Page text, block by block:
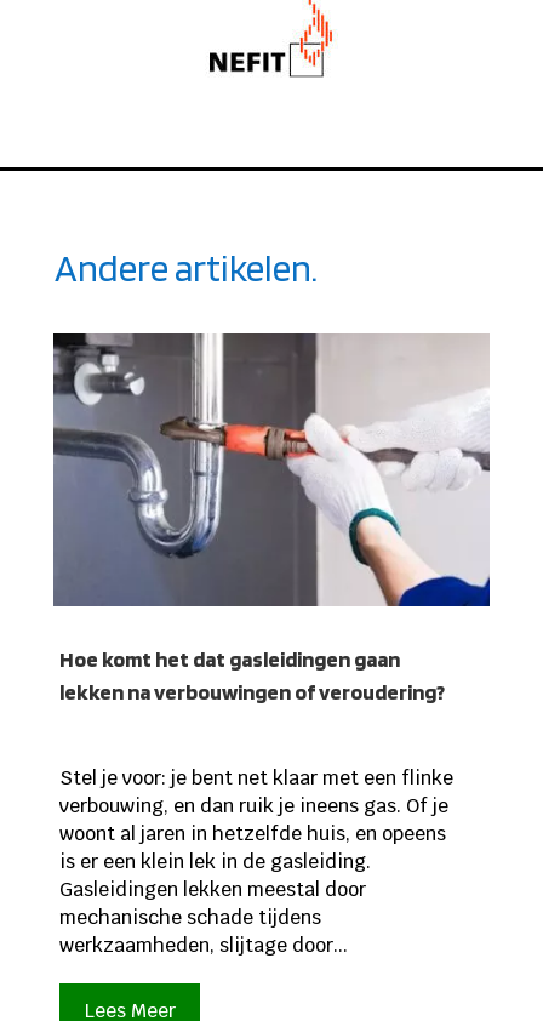
Andere artikelen.
Hoe komt het dat gasleidingen gaan
lekken na verbouwingen of veroudering?
Stel je voor: je bent net klaar met een flinke
verbouwing, en dan ruik je ineens gas. Of je
woont al jaren in hetzelfde huis, en opeens
is er een klein lek in de gasleiding.
Gasleidingen lekken meestal door
mechanische schade tijdens
werkzaamheden, slijtage door...
Lees Meer